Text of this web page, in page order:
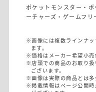
ポケットモンスター・
ーチャーズ・ゲームフリ
※画像には複数ラインナ
ます。
※価格はメーカー希望小売
※店頭での商品のお取り扱
ございます。
※画像は実際の商品とは多
※掲載情報はページ公開時